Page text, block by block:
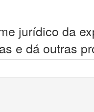
jurídico da
e dá outras